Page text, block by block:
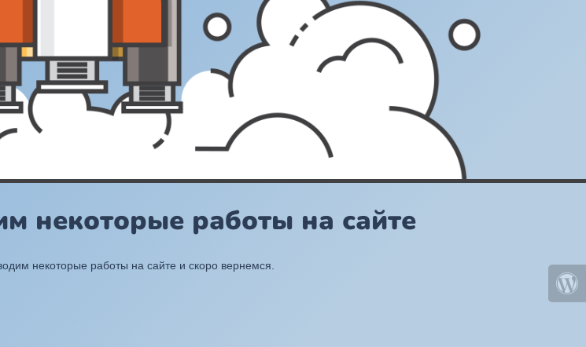
некоторые работы на сайте
некоторые работы на сайте и скоро вернемся.